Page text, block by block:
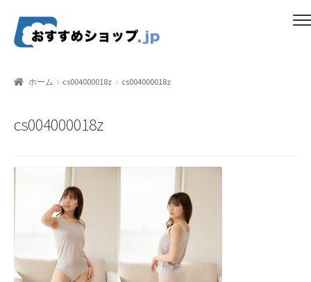
ナ
ビ
ン
コ
ン
ス
ギフトカタログ（ユニバース）
gold-form
CF Dashboard
CF User Registration
CF campaign form
ホーム cs004000018z cs004000018z
cs004000018z